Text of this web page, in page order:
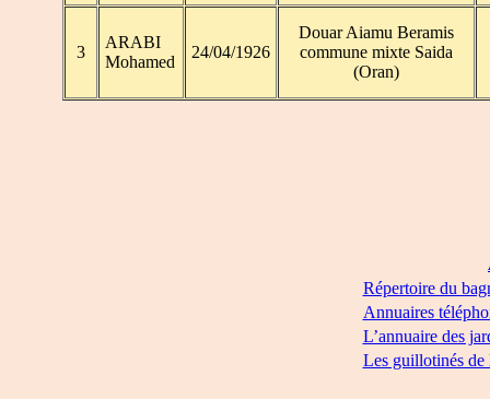
3
ARABI
Mohamed
24/04/1926
Douar Aiamu Beramis
commune mixte Saida
(Oran)
Répertoire du
Annuaires
L’annuaire des
Les guillotinés de